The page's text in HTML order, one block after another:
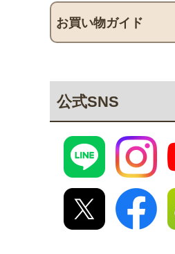
お買い物ガイド
公式SNS